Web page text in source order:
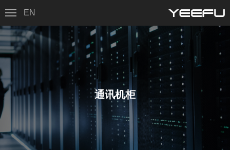
EN
通讯机柜